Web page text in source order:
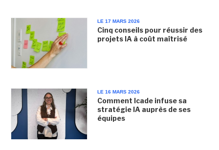
LE 17 MARS 2026
Cinq conseils pour réussir des
projets IA à coût maîtrisé
LE 16 MARS 2026
Comment Icade infuse sa
stratégie IA auprès de ses
équipes